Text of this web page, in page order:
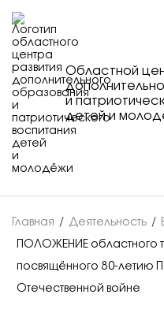
Областной
и
детей и
Главная / Деятельность /
ПОЛОЖЕНИЕ областного
посвящённого 80-летию
Отечественной войне